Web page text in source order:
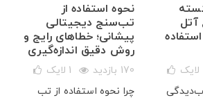
نحوه استفاده از
تب‌سنج دیجیتالی
پیشانی؛ خطاهای رایج و
روش دقیق اندازه‌گیری
170 بازدید 1 لایک
چرا نحوه استفاده از تب
آتل
لایک